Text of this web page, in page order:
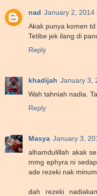
nad January 2, 2014
Akak punya komen
Tetibe jek ilang di
Reply
khadijah January 3,
Wah tahniah nadia.
Reply
Masya January 3,
alhamdulillah akak
mmg ephyra ni
ade rezeki nak minum
dah rezeki